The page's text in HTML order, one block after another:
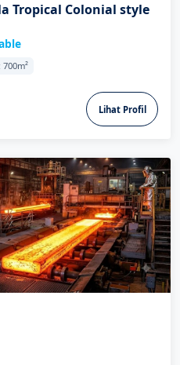
Tropical Colonial style
700m²
Lihat Profil